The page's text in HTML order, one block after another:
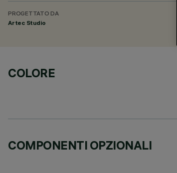
PROGETTATO DA
Artec Studio
COLORE
COMPONENTI OPZIONALI